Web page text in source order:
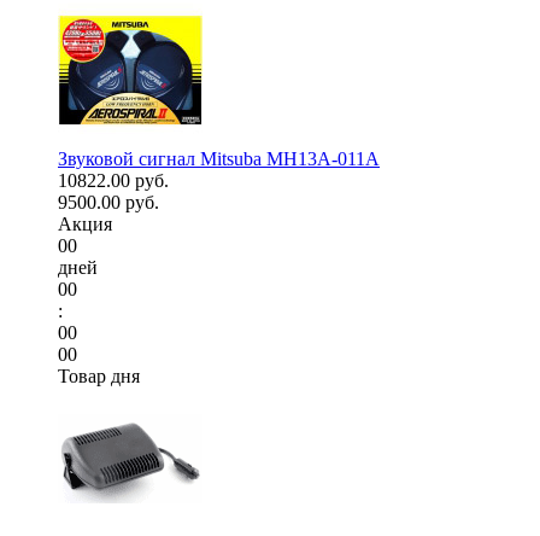
Звуковой сигнал Mitsuba MH13A-011A
10822.00 руб.
9500.00 руб.
Акция
00
дней
00
:
00
00
Товар дня